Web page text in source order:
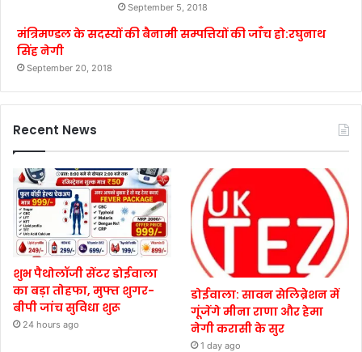
September 5, 2018
मंत्रिमण्डल के सदस्यों की बैनामी सम्पत्तियों की जाँच हो:रघुनाथ
सिंह नेगी
September 20, 2018
Recent News
शुभ पैथोलॉजी सेंटर डोईवाला
का बड़ा तोहफा, मुफ्त शुगर-
बीपी जांच सुविधा शुरू
24 hours ago
डोईवाला: सावन सेलिब्रेशन में
गूंजेंगे मीना राणा और हेमा
नेगी करासी के सुर
1 day ago